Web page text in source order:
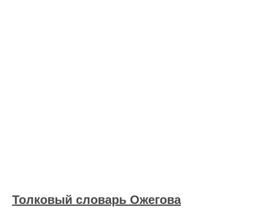
Толковый словарь Ожегова